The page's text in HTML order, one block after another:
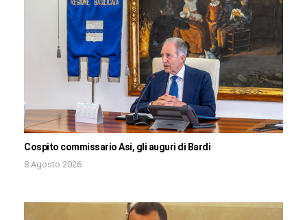
Cospito commissario Asi, gli auguri di Bardi
8 Agosto 2026